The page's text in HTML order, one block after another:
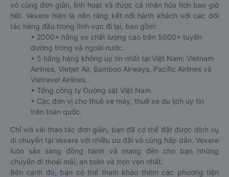
vô cùng đơn giản, linh hoạt và được cá nhân hóa hơn bao giờ
hết. Vexere hiện là nền tảng kết nối hành khách với các đối
tác hàng đầu trong lĩnh vực đi lại, bao gồm:
• 2000+ hãng xe chất lượng cao trên 5000+ tuyến
đường trong và ngoài nước.
• 5 hãng hàng không uy tín nhất tại Việt Nam: Vietnam
Airlines, Vietjet Air, Bamboo Airways, Pacific Airlines và
Vietravel Airlines.
• Tổng công ty Đường sắt Việt Nam.
• Các đơn vị cho thuê xe máy, thuê xe du lịch uy tín
trên toàn quốc.
Chỉ với vài thao tác đơn giản, bạn đã có thể đặt được dịch vụ
di chuyển tại Vexere với nhiều ưu đãi vô cùng hấp dẫn. Vexere
luôn sẵn sàng đồng hành và mang đến cho bạn những
chuyến đi thoải mái, an toàn và trọn vẹn nhất.
Bên cạnh đó, bạn có thể tham khảo thêm các phương tiện